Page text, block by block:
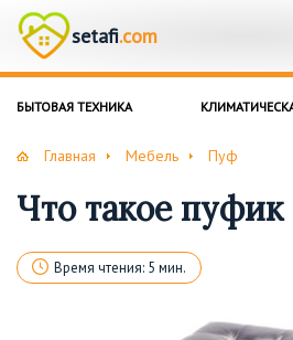
setafi.com
БЫТОВАЯ ТЕХНИКА
Главная Мебель Пуф
Что такое пуфик
Время чтения: 5 мин.